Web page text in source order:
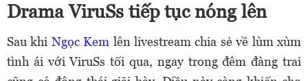
Drama ViruSs tiếp tục nóng lên
Sau khi Ngọc Kem lên livestream chia sẻ về lùm xùm
tình ái với ViruSs tối qua, ngay trong đêm đàng trai